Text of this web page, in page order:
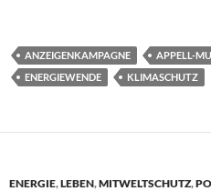
ANZEIGENKAMPAGNE APPELL-
ENERGIEWENDE
KLIMASCHUTZ
ENERGIE,LEBEN,MITWELTSCHUTZ,